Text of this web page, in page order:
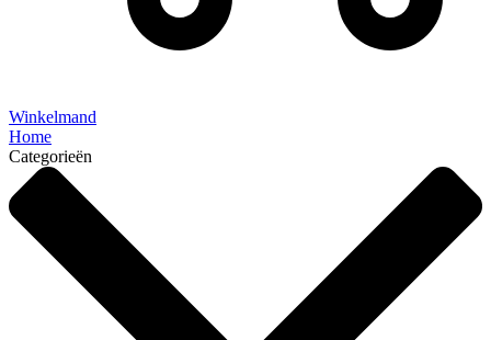
Winkelmand
Home
Categorieën